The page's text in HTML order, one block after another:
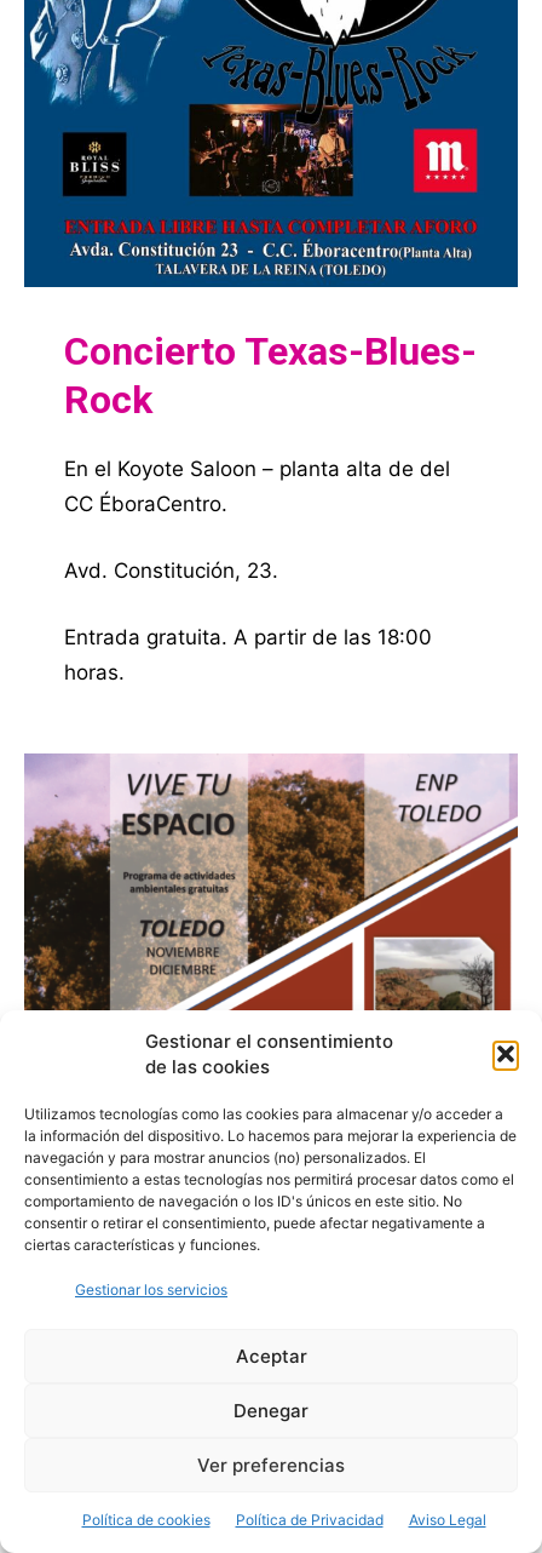
Gestionar el consentimiento
de las cookies
Utilizamos tecnologías como las cookies para almacenar y/o acceder a
la información del dispositivo. Lo hacemos para mejorar la experiencia de
navegación y para mostrar anuncios (no) personalizados. El
consentimiento a estas tecnologías nos permitirá procesar datos como el
comportamiento de navegación o los ID's únicos en este sitio. No
consentir o retirar el consentimiento, puede afectar negativamente a
ciertas características y funciones.
Gestionar los servicios
Aceptar
Denegar
Ver preferencias
Política de cookies Política de Privacidad Aviso Legal
Concierto Texas-Blues-
Rock
En el Koyote Saloon – planta alta de del
CC ÉboraCentro.
Avd. Constitución, 23.
Entrada gratuita. A partir de las 18:00
horas.